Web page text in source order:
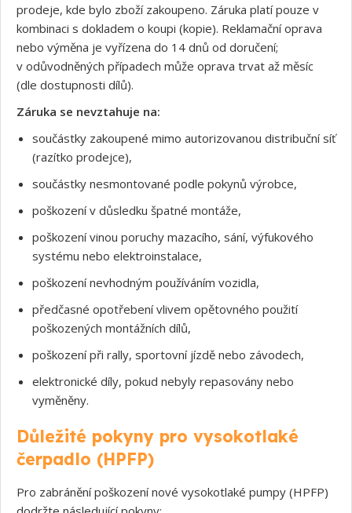
prodeje, kde bylo zboží zakoupeno. Záruka platí pouze v
kombinaci s dokladem o koupi (kopie). Reklamační oprava
nebo výměna je vyřízena do 14 dnů od doručení;
v odůvodněných případech může oprava trvat až měsíc
(dle dostupnosti dílů).
Záruka se nevztahuje na:
součástky zakoupené mimo autorizovanou distribuční síť
(razítko prodejce),
součástky nesmontované podle pokynů výrobce,
poškození v důsledku špatné montáže,
poškození vinou poruchy mazacího, sání, výfukového
systému nebo elektroinstalace,
poškození nevhodným používáním vozidla,
předčasné opotřebení vlivem opětovného použití
poškozených montážních dílů,
poškození při rally, sportovní jízdě nebo závodech,
elektronické díly, pokud nebyly repasovány nebo
vyměněny.
Důležité pokyny pro vysokotlaké
čerpadlo (HPFP)
Pro zabránění poškození nové vysokotlaké pumpy (HPFP)